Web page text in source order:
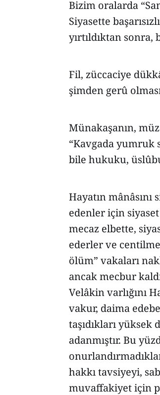
Bizim oralarda
Siyasette
yırtıldıktan
Fil, züccaciye
şimden gerû
Münakaşanın,
“Kavgada yumruk
bile hukuku,
Hayatın
edenler için
mecaz elbette,
ederler ve
ölüm” vakaları
ancak mecbur
Velâkin varlığını
vakur, daima
taşıdıkları
adanmıştır. Bu
hakkı tavsiyeyi,
muvaffakiyet için